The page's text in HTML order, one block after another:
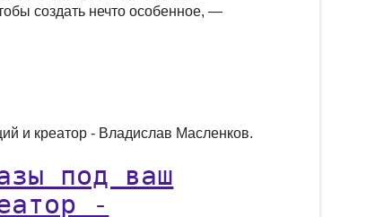
создать нечто особенное, —
и креатор - Владислав Масленков.
под ваш
-